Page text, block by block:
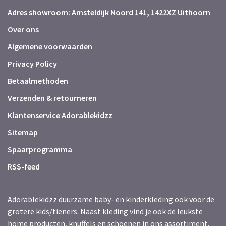
Adres showroom: Amsteldijk Noord 141, 1422XZ Uithoorn
Over ons
Algemene voorwaarden
Privacy Policy
Betaalmethoden
Verzenden & retourneren
Klantenservice Adorablekidzz
Sitemap
Spaarprogramma
RSS-feed
Adorablekidzz duurzame baby- en kinderkleding ook voor de
grotere kids/tieners. Naast kleding vind je ook de leukste
home producten, knuffels en schoenen in ons assortiment.